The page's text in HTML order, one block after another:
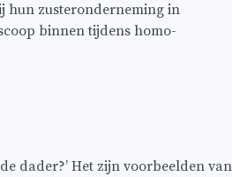
hun zusteronderneming in
binnen tijdens homo-
dader?’ Het zijn voorbeelden van